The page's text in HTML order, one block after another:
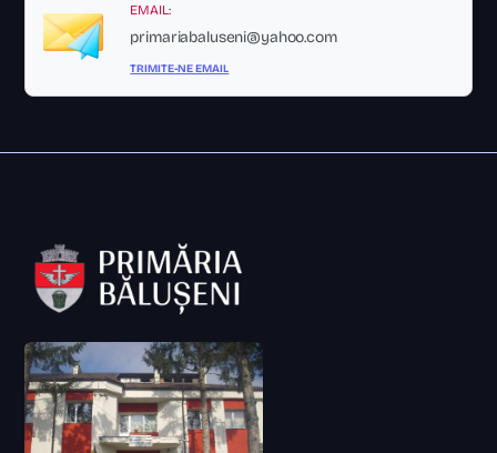
EMAIL:
primariabaluseni@yahoo.com
TRIMITE-NE EMAIL